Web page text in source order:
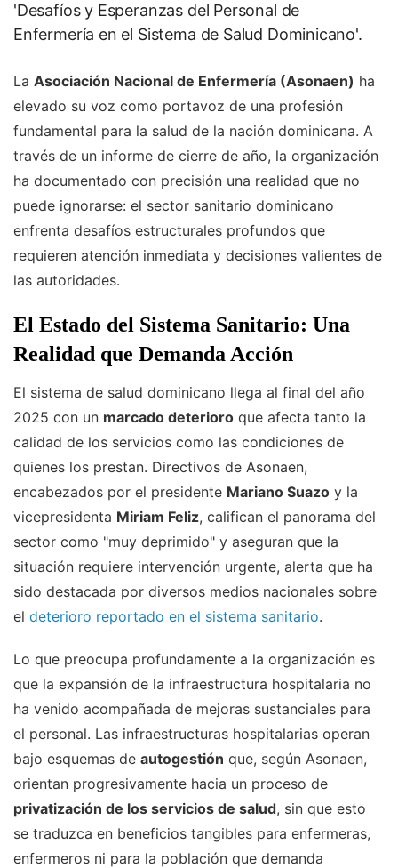
'Desafíos y Esperanzas del Personal de
Enfermería en el Sistema de Salud Dominicano'.
La Asociación Nacional de Enfermería (Asonaen) ha
elevado su voz como portavoz de una profesión
fundamental para la salud de la nación dominicana. A
través de un informe de cierre de año, la organización
ha documentado con precisión una realidad que no
puede ignorarse: el sector sanitario dominicano
enfrenta desafíos estructurales profundos que
requieren atención inmediata y decisiones valientes de
las autoridades.
El Estado del Sistema Sanitario: Una
Realidad que Demanda Acción
El sistema de salud dominicano llega al final del año
2025 con un marcado deterioro que afecta tanto la
calidad de los servicios como las condiciones de
quienes los prestan. Directivos de Asonaen,
encabezados por el presidente Mariano Suazo y la
vicepresidenta Miriam Feliz, califican el panorama del
sector como "muy deprimido" y aseguran que la
situación requiere intervención urgente, alerta que ha
sido destacada por diversos medios nacionales sobre
el deterioro reportado en el sistema sanitario.
Lo que preocupa profundamente a la organización es
que la expansión de la infraestructura hospitalaria no
ha venido acompañada de mejoras sustanciales para
el personal. Las infraestructuras hospitalarias operan
bajo esquemas de autogestión que, según Asonaen,
orientan progresivamente hacia un proceso de
privatización de los servicios de salud, sin que esto
se traduzca en beneficios tangibles para enfermeras,
enfermeros ni para la población que demanda